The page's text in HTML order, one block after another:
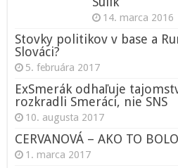
14. marca 2016
Stovky politikov v base a
Slováci?
5. februára 2017
ExSmerák odhaľuje
rozkradli Smeráci, nie SNS
10. augusta 2017
CERVANOVÁ – AKO TO BOLO
1. marca 2017